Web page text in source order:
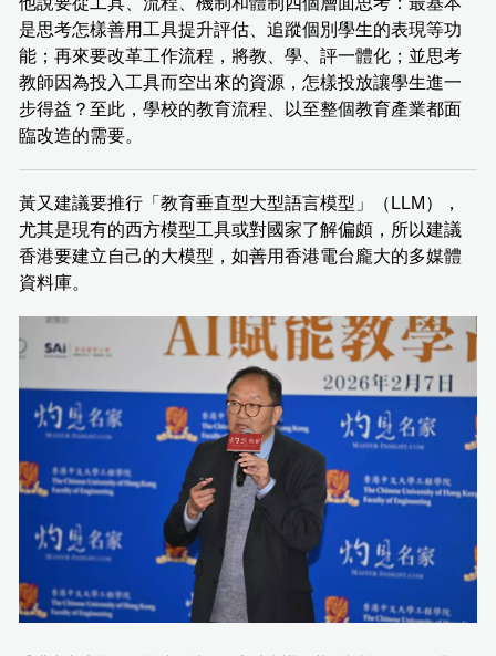
是思考怎樣善用工具提升評估、追蹤個別學生的表現等功
能；再來要改革工作流程，將教、學、評一體化；並思考
教師因為投入工具而空出來的資源，怎樣投放讓學生進一
步得益？至此，學校的教育流程、以至整個教育產業都面
臨改造的需要。
黃又建議要推行「教育垂直型大型語言模型」（LLM），
尤其是現有的西方模型工具或對國家了解偏頗，所以建議
香港要建立自己的大模型，如善用香港電台龐大的多媒體
資料庫。